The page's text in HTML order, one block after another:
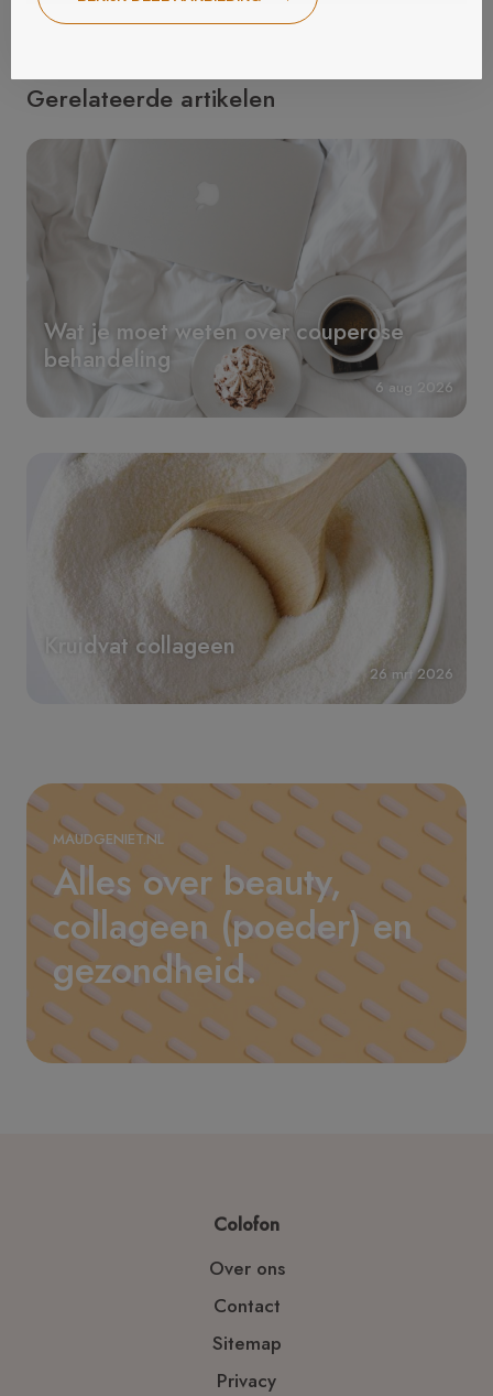
Gerelateerde artikelen
Wat je moet weten over couperose
behandeling
6 aug 2026
Kruidvat collageen
26 mrt 2026
MAUDGENIET.NL
Alles over beauty,
collageen (poeder) en
gezondheid.
Colofon
Over ons
Contact
Sitemap
Privacy